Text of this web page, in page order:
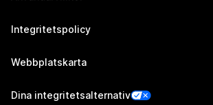
Integritetspolicy
Webbplatskarta
Dina integritetsalternativ